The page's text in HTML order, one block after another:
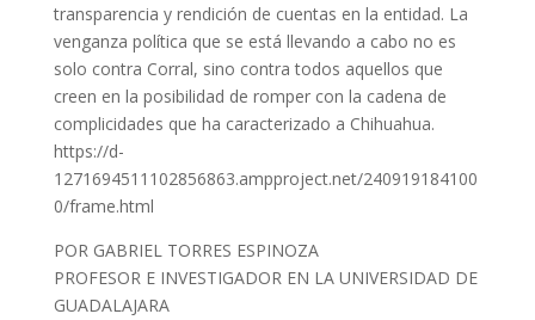
transparencia y rendición de cuentas en la entidad. La
venganza política que se está llevando a cabo no es
solo contra Corral, sino contra todos aquellos que
creen en la posibilidad de romper con la cadena de
complicidades que ha caracterizado a Chihuahua.
https://d-
1271694511102856863.ampproject.net/240919184100
0/frame.html
POR GABRIEL TORRES ESPINOZA
PROFESOR E INVESTIGADOR EN LA UNIVERSIDAD DE
GUADALAJARA